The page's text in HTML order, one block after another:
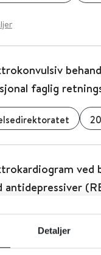
Detaljer
faglig
ved
antidepressiver
RELIS – regionale legemiddelinformasjonssentre